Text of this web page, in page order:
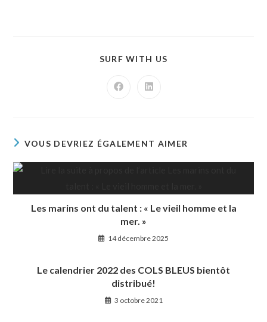
SURF WITH US
VOUS DEVRIEZ ÉGALEMENT AIMER
Les marins ont du talent : « Le vieil homme et la
mer. »
14 décembre 2025
Le calendrier 2022 des COLS BLEUS bientôt
distribué!
3 octobre 2021